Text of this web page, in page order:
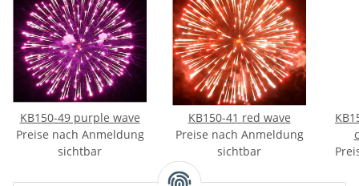
KB150-49 purple wave
Preise nach Anmeldung
sichtbar
KB150-41 red wave
Preise nach Anmeldung
sichtbar